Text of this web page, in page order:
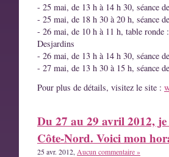
- 25 mai, de 13 h à 14 h 30, séance
- 25 mai, de 18 h 30 à 20 h, séance
- 26 mai, de 10 h à 11 h, table
Desjardins
- 26 mai, de 13 h à 14 h 30, séance
- 27 mai, de 13 h 30 à 15 h, séance
Pour plus de détails, visitez le site :
Du 27 au 29 avril 2012,
Côte-Nord. Voici mon
25 avr. 2012, Aucun commentaire »